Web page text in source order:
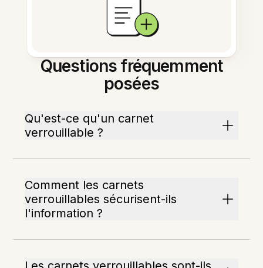
Questions fréquemment
posées
Qu'est-ce qu'un carnet
verrouillable ?
Comment les carnets
verrouillables sécurisent-ils
l'information ?